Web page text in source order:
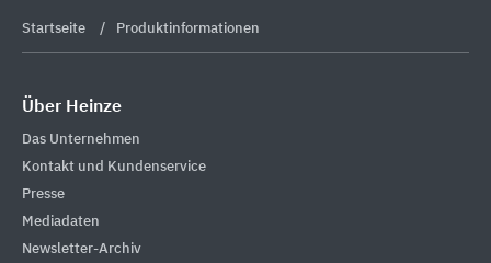
Startseite Produktinformationen
Über Heinze
Das Unternehmen
Kontakt und Kundenservice
Presse
Mediadaten
Newsletter-Archiv